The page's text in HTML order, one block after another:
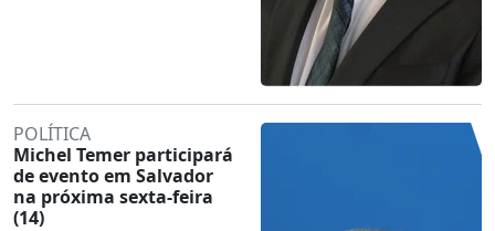
POLÍTICA
Michel Temer participará
de evento em Salvador
na próxima sexta-feira
(14)